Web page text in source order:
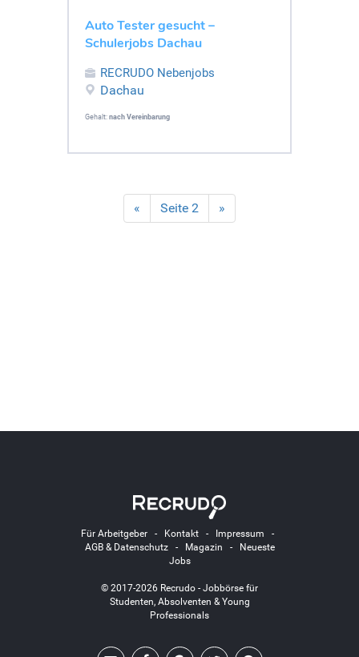
Auto Tester gesucht –
Schulerjobs Dachau
RECRUDO Nebenjobs
Dachau
Gehalt: nach Vereinbarung
« Seite 2 »
Für Arbeitgeber- Kontakt- Impressum -
AGB & Datenschutz- Magazin -
Neueste
Jobs
© 2017-2026 Recrudo - Jobbörse für
Studenten, Absolventen & Young
Professionals